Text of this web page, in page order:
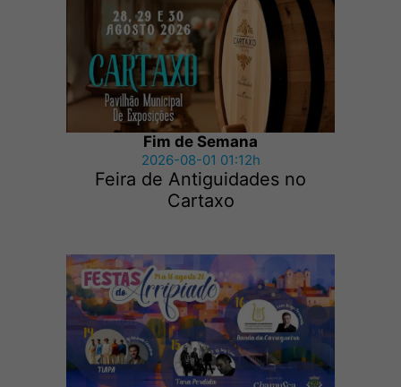
Fim de Semana
2026-08-01 01:12h
Feira de Antiguidades no
Cartaxo